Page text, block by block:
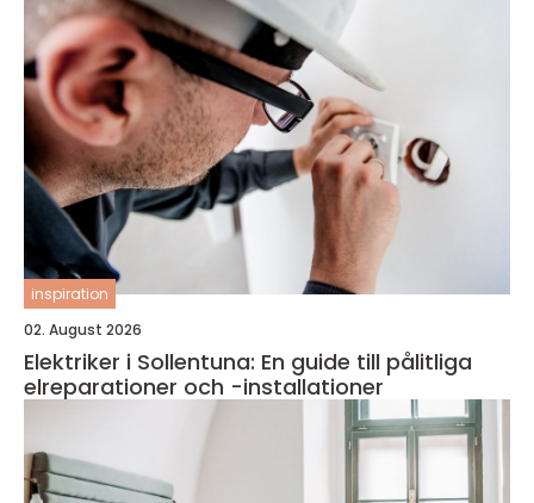
inspiration
02. August 2026
Elektriker i Sollentuna: En guide till pålitliga
elreparationer och -installationer